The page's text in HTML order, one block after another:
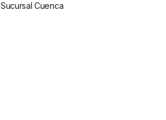
Sucursal Cuenca